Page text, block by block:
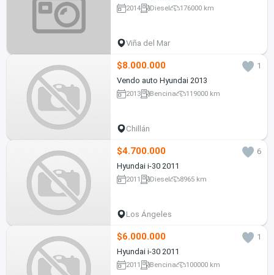
2014 Diesel 176000 km
Viña del Mar
$8.000.000
1
Vendo auto Hyundai 2013
2013 Bencina 119000 km
Chillán
$4.700.000
6
Hyundai i-30 2011
2011 Diesel 8965 km
Los Ángeles
$6.000.000
1
Hyundai i-30 2011
2011 Bencina 100000 km